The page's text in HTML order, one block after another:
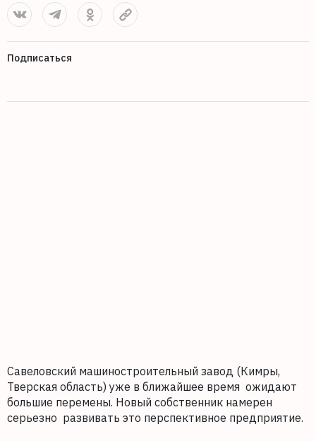
Подписаться
Савеловский машиностроительный завод (Кимры,
Тверская область) уже в ближайшее время ожидают
большие перемены. Новый собственник намерен
серьезно развивать это перспективное предприятие.